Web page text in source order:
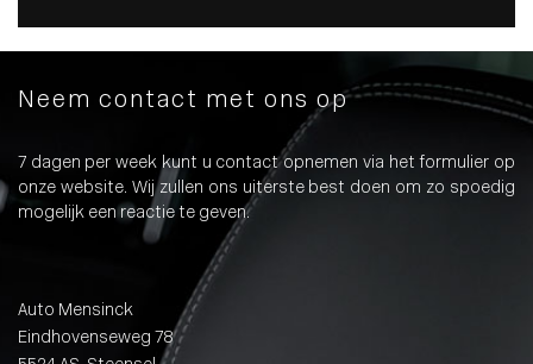
Neem contact met ons op
7 dagen per week kunt u contact opnemen via het formulier op
onze website. Wij zullen ons uiterste best doen om zo spoedig
mogelijk een reactie te geven.
Auto Mensinck
Eindhovenseweg 78